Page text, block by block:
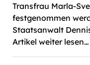
Transfrau Marla-
festgenommen
Staatsanwalt
Artikel weiter lesen…